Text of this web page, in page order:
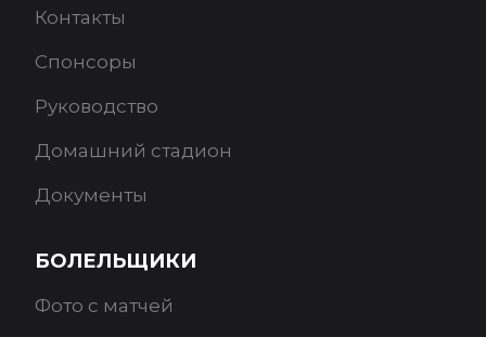
Контакты
Спонсоры
Руководство
Домашний стадион
Документы
БОЛЕЛЬЩИКИ
Фото с матчей